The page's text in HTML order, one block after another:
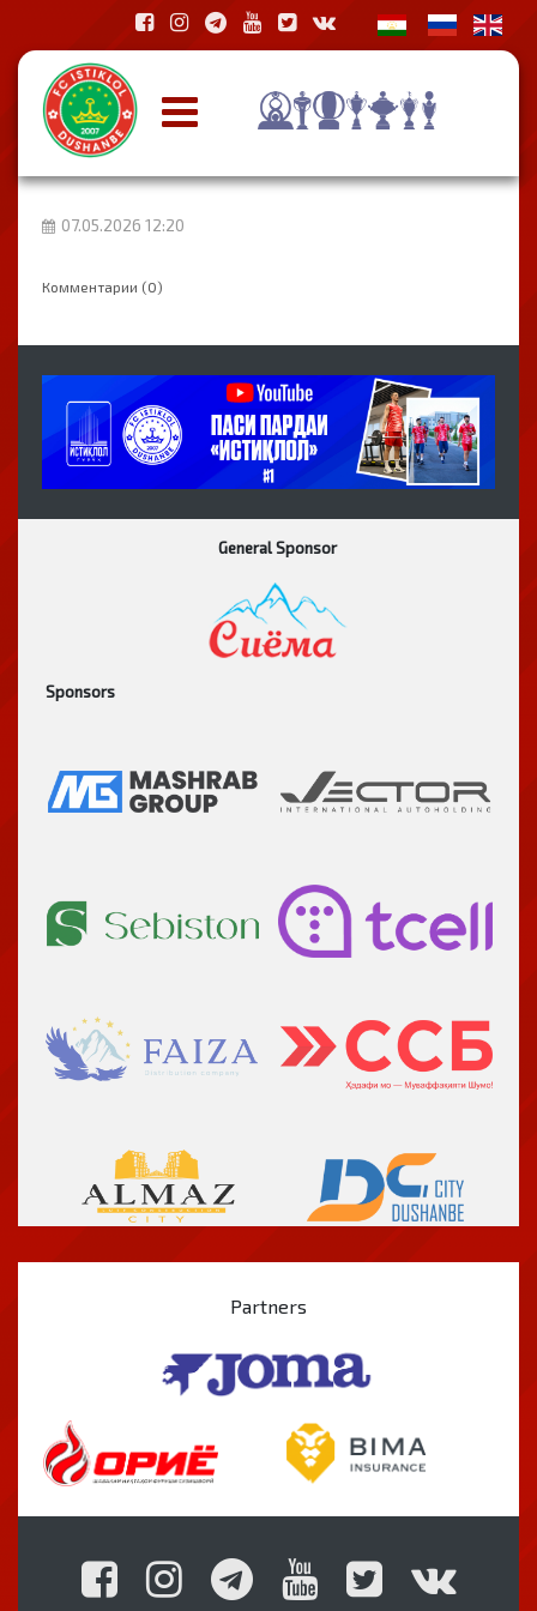
07.05.2026 12:20
Комментарии (0)
General Sponsor
Sponsors
Partners